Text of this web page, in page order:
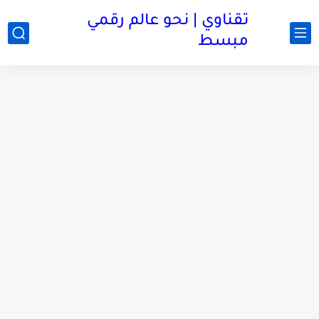
تقناوي | نحو عالم رقمي
مبسط